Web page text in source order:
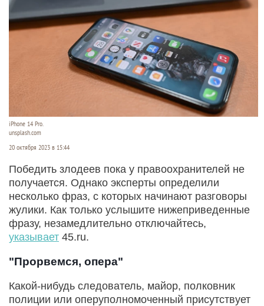
iPhone 14 Pro.
unsplash.com
20 октября 2023 в 15:44
Победить злодеев пока у правоохранителей не
получается. Однако эксперты определили
несколько фраз, с которых начинают разговоры
жулики. Как только услышите нижеприведенные
фразу, незамедлительно отключайтесь,
указывает 45.ru.
"Прорвемся, опера"
Какой-нибудь следователь, майор, полковник
полиции или оперуполномоченный присутствует